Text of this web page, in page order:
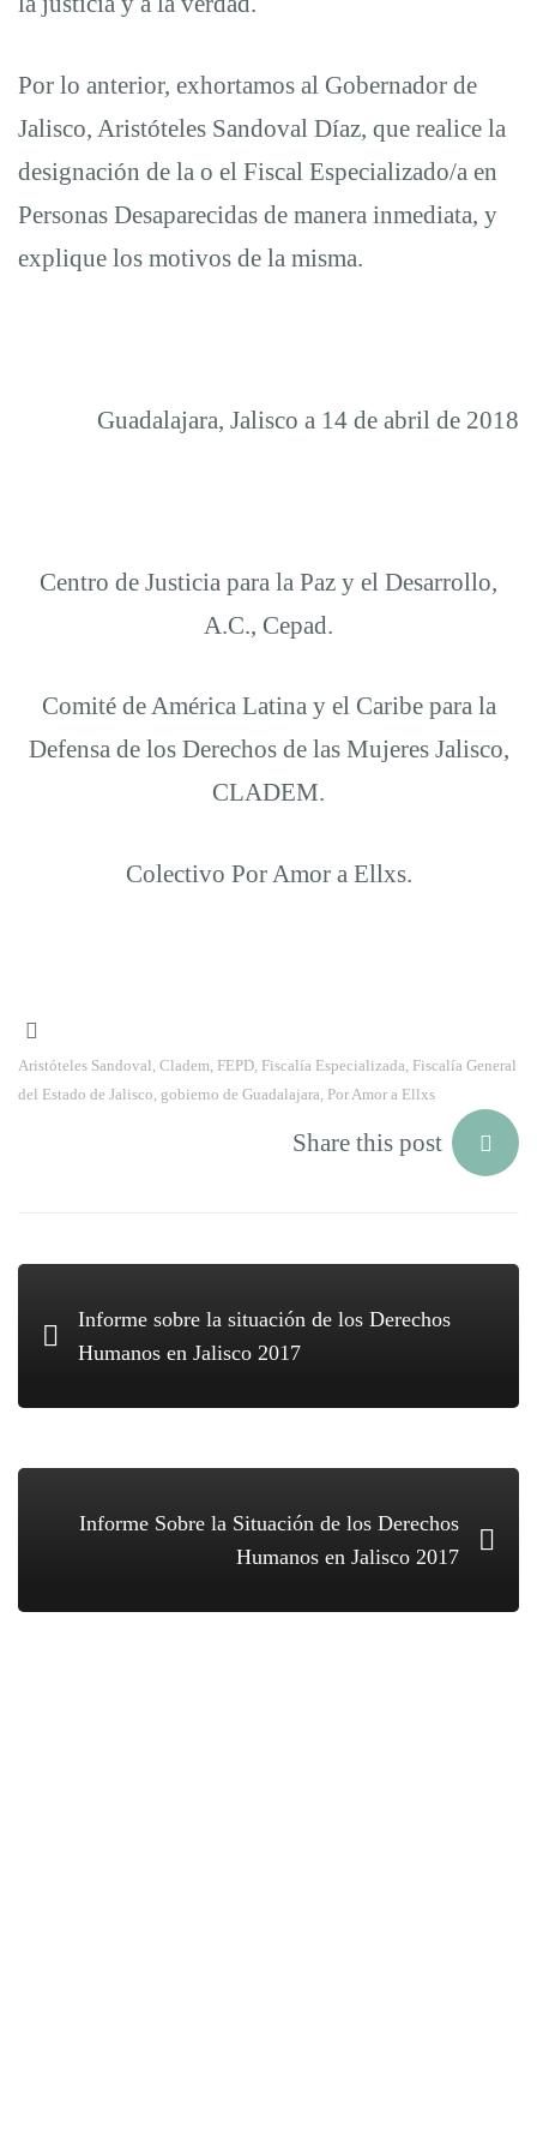
Por lo anterior, exhortamos al Gobernador de
Jalisco, Aristóteles Sandoval Díaz, que realice la
designación de la o el Fiscal Especializado/a en
Personas Desaparecidas de manera inmediata, y
explique los motivos de la misma.
Guadalajara, Jalisco a 14 de abril de 2018
Centro de Justicia para la Paz y el Desarrollo,
A.C., Cepad.
Comité de América Latina y el Caribe para la
Defensa de los Derechos de las Mujeres Jalisco,
CLADEM.
Colectivo Por Amor a Ellxs.
Aristóteles Sandoval, Cladem, FEPD, Fiscalía Especializada, Fiscalía General
del Estado de Jalisco, gobierno de Guadalajara, Por Amor a Ellxs
Share this post
Informe sobre la situación de los Derechos
Humanos en Jalisco 2017
Informe Sobre la Situación de los Derechos
Humanos en Jalisco 2017